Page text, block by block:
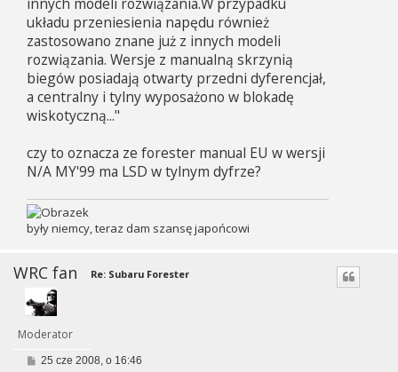
układu przeniesienia napędu również
zastosowano znane już z innych modeli
rozwiązania. Wersje z manualną skrzynią
biegów posiadają otwarty przedni dyferencjał,
a centralny i tylny wyposażono w blokadę
wiskotyczną..."
czy to oznacza ze forester manual EU w wersji
N/A MY'99 ma LSD w tylnym dyfrze?
były niemcy, teraz dam szansę japońcowi
WRC fan
Moderator
Re: Subaru Forester
P25 cze 2008, o 16:46